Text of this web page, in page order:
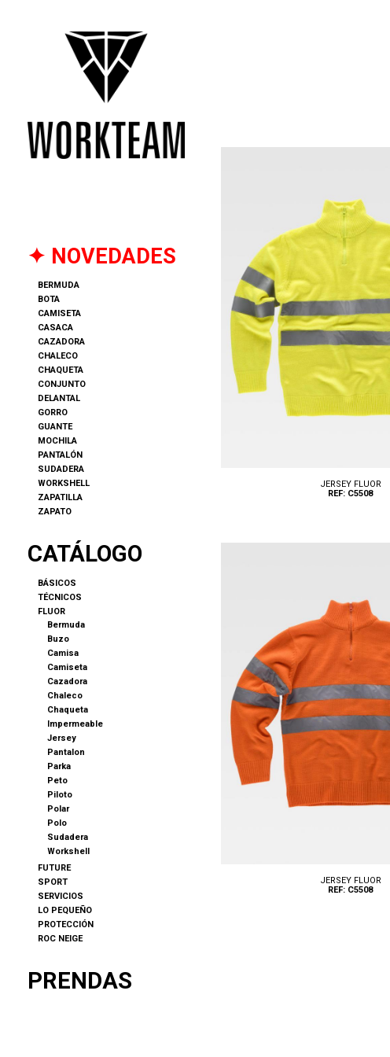
✦ NOVEDADES
BERMUDA
BOTA
CAMISETA
CASACA
CAZADORA
CHALECO
CHAQUETA
CONJUNTO
DELANTAL
GORRO
GUANTE
MOCHILA
PANTALÓN
SUDADERA
WORKSHELL
ZAPATILLA
ZAPATO
CATÁLOGO
BÁSICOS
TÉCNICOS
FLUOR
Bermuda
Buzo
Camisa
Camiseta
Cazadora
Chaleco
Chaqueta
Impermeable
Jersey
Pantalon
Parka
Peto
Piloto
Polar
Polo
Sudadera
Workshell
FUTURE
SPORT
SERVICIOS
LO PEQUEÑO
PROTECCIÓN
ROC NEIGE
PRENDAS
Tallas: S, M, L, XL, XXL
JERSEY FLUOR
REF: C5508
JERSEY FLUOR
REF: C5508